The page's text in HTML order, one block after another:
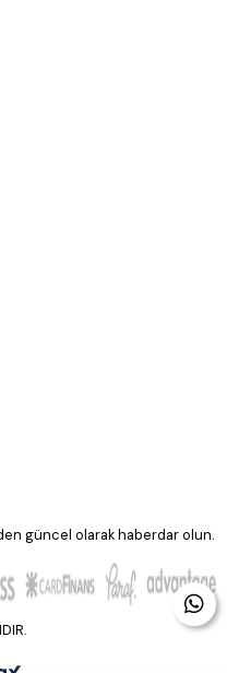
güncel olarak haberdar olun.